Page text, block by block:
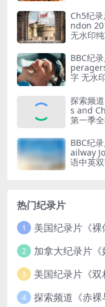
Ch5纪
ndon
无水印
BBC纪
字 无水
探索频
s and
第一季
BBC纪
ailway
语中英
热门纪录片
1
2
3
4